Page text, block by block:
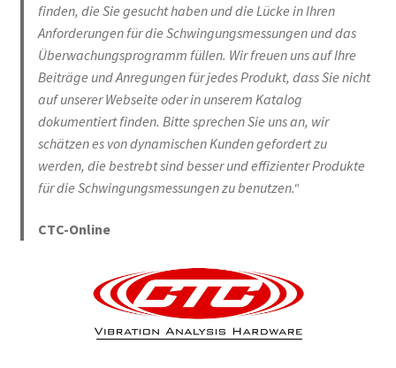
finden, die Sie gesucht haben und die Lücke in Ihren
Anforderungen für die Schwingungsmessungen und das
Überwachungsprogramm füllen. Wir freuen uns auf Ihre
Beiträge und Anregungen für jedes Produkt, dass Sie nicht
auf unserer Webseite oder in unserem Katalog
dokumentiert finden. Bitte sprechen Sie uns an, wir
schätzen es von dynamischen Kunden gefordert zu
werden, die bestrebt sind besser und effizienter Produkte
für die Schwingungsmessungen zu benutzen.“
CTC-Online